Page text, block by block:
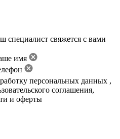
специалист свяжется с вами
имя
персональных данных ,
соглашения,
и оферты